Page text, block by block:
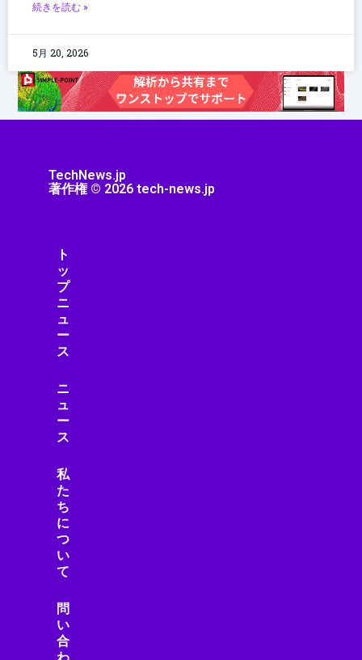
続きを読む »
5月 20, 2026
TechNews.jp
著作権 © 2026 tech-news.jp
ト
ッ
プ
ニ
ュ
ー
ス
ニ
ュ
ー
ス
私
た
ち
に
つ
い
て
問
い
合